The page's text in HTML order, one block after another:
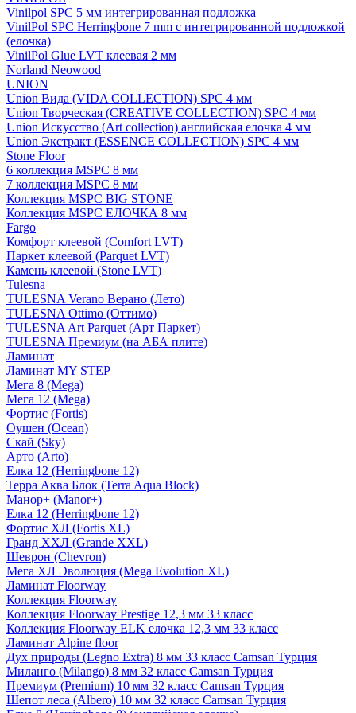
Vinilpol SPC 5 мм интегрированная подложка
VinilPol SPC Herringbone 7 mm с интегрированной подложкой
(елочка)
VinilPol Glue LVT клеевая 2 мм
Norland Neowood
UNION
Union Вида (VIDA COLLECTION) SPC 4 мм
Union Творческая (CREATIVE COLLECTION) SPC 4 мм
Union Искусство (Art collection) английская елочка 4 мм
Union Экстракт (ESSENCE COLLECTION) SPC 4 мм
Stone Floor
6 коллекция MSPC 8 мм
7 коллекция MSPC 8 мм
Коллекция MSPC BIG STONE
Коллекция MSPC ЕЛОЧКА 8 мм
Fargo
Комфорт клеевой (Comfort LVT)
Паркет клеевой (Parquet LVT)
Камень клеевой (Stone LVT)
Tulesna
TULESNA Verano Верано (Лето)
TULESNA Ottimo (Оттимо)
TULESNA Art Parquet (Арт Паркет)
TULESNA Премиум (на АБА плите)
Ламинат
Ламинат MY STEP
Мега 8 (Mega)
Мега 12 (Mega)
Фортис (Fortis)
Оушен (Ocean)
Скай (Sky)
Арто (Arto)
Елка 12 (Herringbone 12)
Терра Аква Блок (Terra Aqua Block)
Манор+ (Manor+)
Елка 12 (Herringbone 12)
Фортис ХЛ (Fortis XL)
Гранд ХХЛ (Grande XXL)
Шеврон (Chevron)
Мега ХЛ Эволюция (Mega Evolution XL)
Ламинат Floorway
Коллекция Floorway
Коллекция Floorway Prestige 12,3 мм 33 класс
Коллекция Floorway ELK елочка 12,3 мм 33 класс
Ламинат Alpine floor
Дух природы (Legno Extra) 8 мм 33 класс Camsan Турция
Миланго (Milango) 8 мм 32 класс Camsan Турция
Премиум (Premium) 10 мм 32 класс Camsan Турция
Шепот леса (Albero) 10 мм 32 класс Camsan Турция